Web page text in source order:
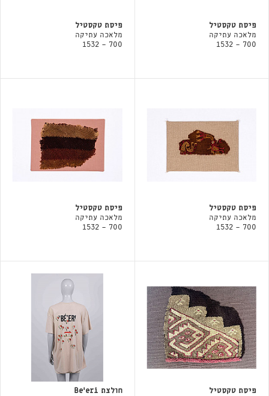
פיסת טקסטיל
מלאכה עתיקה
700 - 1532
פיסת טקסטיל
מלאכה עתיקה
700 - 1532
פיסת טקסטיל
מלאכה עתיקה
700 - 1532
פיסת טקסטיל
מלאכה עתיקה
700 - 1532
פיסת טקסטיל
חולצת Be'eri